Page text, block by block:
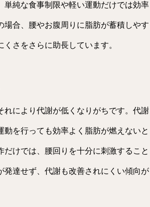
単純な食事制限や軽い運動だけでは効率
合、腰やお腹周りに脂肪が蓄積しやす
さをさらに助長しています。
により代謝が低くなりがちです。代謝
を行っても効率よく脂肪が燃えないと
けでは、腰回りを十分に刺激すること
達せず、代謝も改善されにくい傾向が